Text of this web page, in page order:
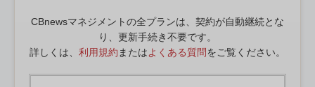
CBnewsマネジメントの全プランは、契約が自動継続とな
り、更新手続き不要です。
詳しくは、 利用規約 またはよくある質問をご覧ください。